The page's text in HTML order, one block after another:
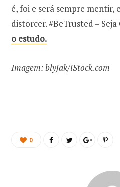
é, foi e será sempre mentir,
distorcer. #BeTrusted –
o estudo.
Imagem: blyjak/iStock.com
0